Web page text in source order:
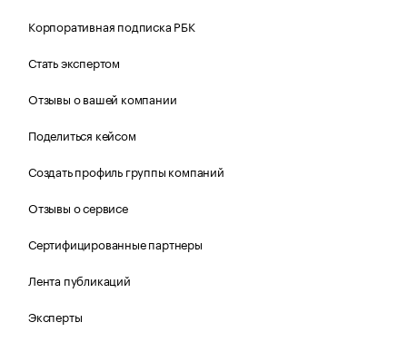
Корпоративная подписка РБК
Стать экспертом
Отзывы о вашей компании
Поделиться кейсом
Создать профиль группы компаний
Отзывы о сервисе
Сертифицированные партнеры
Лента публикаций
Эксперты